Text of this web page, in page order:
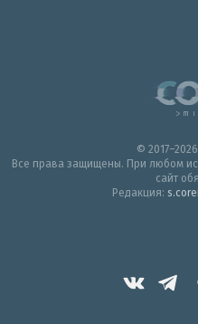
© 2017–2026
Все права защищены. При любом
сайт
Редакция: